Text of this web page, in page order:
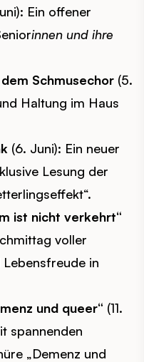
Ein offener
innen und ihre
Schmusechor (5.
Haltung im Haus
(6. Juni): Ein neuer
Lesung der
ist nicht verkehrt“
voller
in
und queer“ (11.
spannenden
„Demenz und